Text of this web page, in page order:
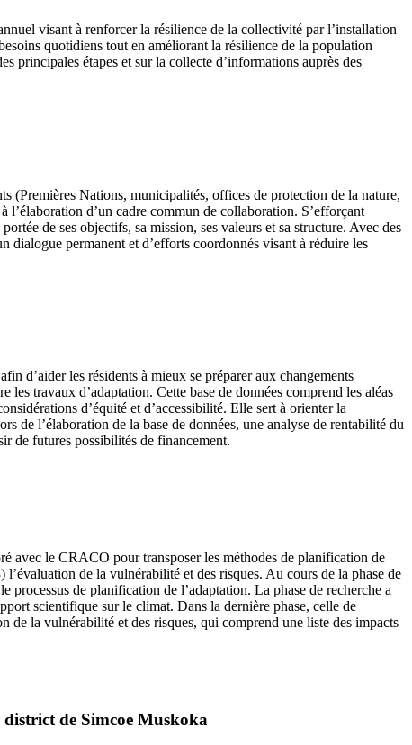
visant à renforcer la résilience de la collectivité par l’installation
quotidiens tout en améliorant la résilience de la population
principales étapes et sur la collecte d’informations auprès des
(Premières Nations, municipalités, offices de protection de la nature,
l’élaboration d’un cadre commun de collaboration. S’efforçant
de ses objectifs, sa mission, ses valeurs et sa structure. Avec des
dialogue permanent et d’efforts coordonnés visant à réduire les
d’aider les résidents à mieux se préparer aux changements
travaux d’adaptation. Cette base de données comprend les aléas
d’équité et d’accessibilité. Elle sert à orienter la
de l’élaboration de la base de données, une analyse de rentabilité du
de futures possibilités de financement.
avec le CRACO pour transposer les méthodes de planification de
de la vulnérabilité et des risques. Au cours de la phase de
processus de planification de l’adaptation. La phase de recherche a
scientifique sur le climat. Dans la dernière phase, celle de
de la vulnérabilité et des risques, qui comprend une liste des impacts
district de Simcoe Muskoka